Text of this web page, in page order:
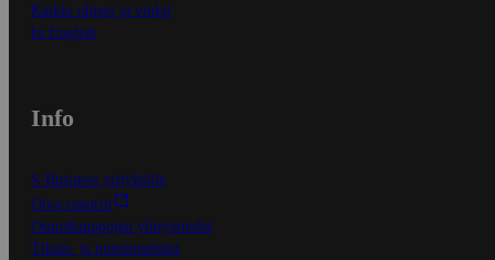
Kaikki ohjeet ja vinkit
In English
Info
S-Business yrityksille
Oiva-raportit
Osuuskauppojen yhteystiedot
Tilaus- ja toimitusehdot